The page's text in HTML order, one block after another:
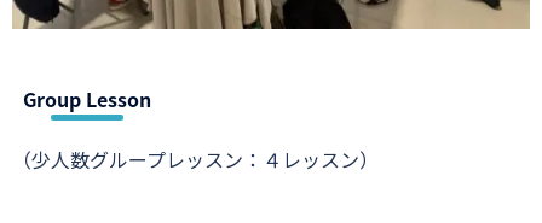
Group Lesson
（少人数グループレッスン：４レッスン）